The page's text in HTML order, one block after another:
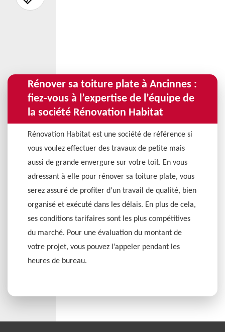
Rénover sa toiture plate à Ancinnes :
fiez-vous à l’expertise de l’équipe de
la société Rénovation Habitat
Rénovation Habitat est une société de référence si
vous voulez effectuer des travaux de petite mais
aussi de grande envergure sur votre toit. En vous
adressant à elle pour rénover sa toiture plate, vous
serez assuré de profiter d’un travail de qualité, bien
organisé et exécuté dans les délais. En plus de cela,
ses conditions tarifaires sont les plus compétitives
du marché. Pour une évaluation du montant de
votre projet, vous pouvez l’appeler pendant les
heures de bureau.